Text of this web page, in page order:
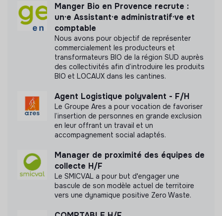
Labels et certifications
Cette structure n'a pas souhaité nous
communiquer les labels ou certifications qu'elle a
Documents
N'a pas encore communiqué de documents de
transparence
Manger Bio en Provence recrute :
un·e Assistant·e administratif·ve et
comptable
Nous avons pour objectif de représenter
commercialement les producteurs et
transformateurs BIO de la région SUD auprès
des collectivités afin d’introduire les produits
BIO et LOCAUX dans les cantines.
Agent Logistique polyvalent - F/H
Le Groupe Ares a pour vocation de favoriser
l’insertion de personnes en grande exclusion
en leur offrant un travail et un
accompagnement social adaptés.
Manager de proximité des équipes de
collecte H/F
Le SMICVAL a pour but d'engager une
bascule de son modèle actuel de territoire
vers une dynamique positive Zero Waste.